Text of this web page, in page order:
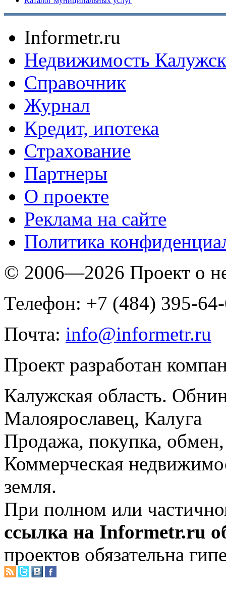
Informetr.ru
Недвижимость
Справочник
Журнал
Кредит, ипотека
Страхование
Партнеры
O проекте
Реклама на сайте
Политика
© 2006—2026 Проект о
Телефон: +7 (484) 395-
Почта: info@informetr.ru
Проект разработан
Калужская область.
Малоярославец, Калуга
Продажа, покупка, обмен,
Коммерческая
земля.
При полном или
ссылка на Informetr.ru
проектов обязательна